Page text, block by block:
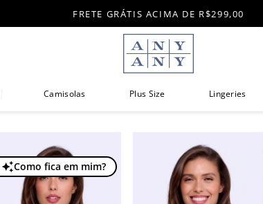
FRETE GRÁTIS ACIMA DE R$299,00
Camisolas Plus Size Lingeries
Como fica em mim?